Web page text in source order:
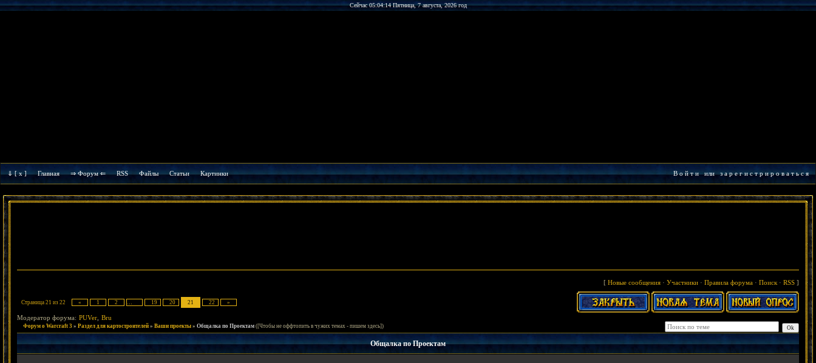
Сейчас 05:04:14 Пятница, 7 августа, 2026 год
⇓ [ x ] Главная ⇒ Форум ⇐ RSS Файлы Cтатьи Картинки В о й т иилиз а р е г и с т р и р о в а т ь с я
[ Новые сообщения · Участники · Правила форума · Поиск · RSS ]
Страница 21 из 22 « 1 2 … 19 20 21 22 »
Модератор форума: PUVer Bru
Форум о Warcraft 3 » Раздел для картостроителей » Ваши проекты » Общалка по Проектам ([Чтобы не оффтопить в чужих темах - пишем здесь])
Общалка по Проектам